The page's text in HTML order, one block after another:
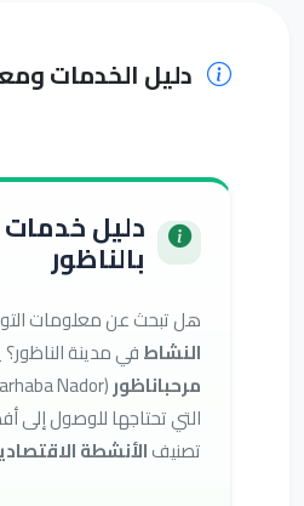
دليل الخدمات
دليل
بالناظور
هل تبحث عن معلومات
النشاطفي مدينة
مرحباناظور
التي تحتاجها للوصول
تصنيفالأنشطة